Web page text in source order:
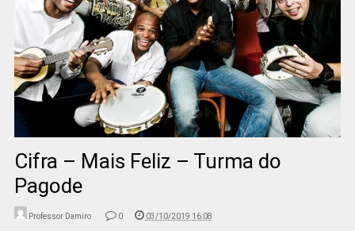
Cifra – Mais Feliz – Turma do
Pagode
Professor Damiro 0 03/10/2019 16:08